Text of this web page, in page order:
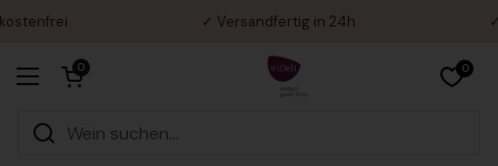
Zum Inhalt springen ✓ Versandfertig in 24h ✓
Menü öffnen
0
Warenkorb öffnen
0